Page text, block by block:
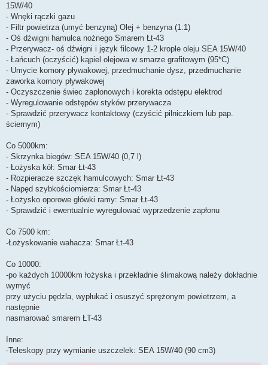
15W/40
- Wnęki rączki gazu
- Filtr powietrza (umyć benzyną) Olej + benzyna (1:1)
- Oś dźwigni hamulca nożnego Smarem Łt-43
- Przerywacz- oś dźwigni i język filcowy 1-2 krople oleju SEA 15W/40
- Łańcuch (oczyścić) kąpiel olejowa w smarze grafitowym (95*C)
- Umycie komory pływakowej, przedmuchanie dysz, przedmuchanie
zaworka komory pływakowej
- Oczyszczenie świec zapłonowych i korekta odstępu elektrod
- Wyregulowanie odstępów styków przerywacza
- Sprawdzić przerywacz kontaktowy (czyścić pilniczkiem lub pap.
ściernym)
Co 5000km:
- Skrzynka biegów: SEA 15W/40 (0,7 l)
- Łożyska kół: Smar Łt-43
- Rozpieracze szczęk hamulcowych: Smar Łt-43
- Napęd szybkościomierza: Smar Łt-43
- Łożysko oporowe główki ramy: Smar Łt-43
- Sprawdzić i ewentualnie wyregulować wyprzedzenie zapłonu
Co 7500 km:
-Łożyskowanie wahacza: Smar Łt-43
Co 10000:
-po każdych 10000km łożyska i przekładnie ślimakową należy dokładnie
wymyć
przy użyciu pędzla, wypłukać i osuszyć sprężonym powietrzem, a
następnie
nasmarować smarem ŁT-43
Inne:
-Teleskopy przy wymianie uszczelek: SEA 15W/40 (90 cm3)